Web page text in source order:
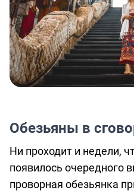
Обезьяны в
Ни проходит и недели,
появилось очередного
проворная обезьянка